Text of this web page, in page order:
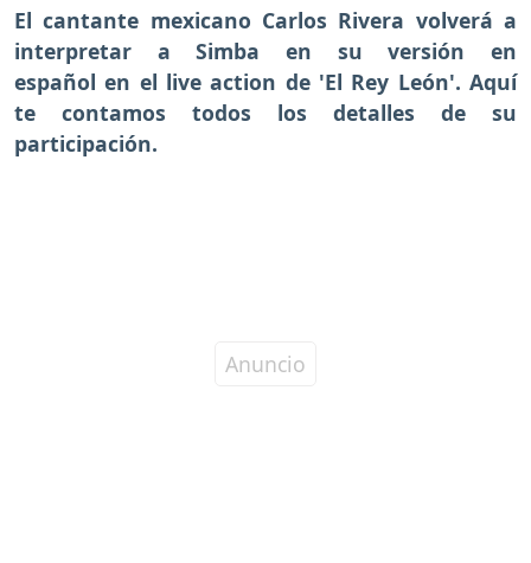
El cantante mexicano Carlos Rivera volverá a
interpretar a Simba en su versión en
español en el live action de 'El Rey León'. Aquí
te contamos todos los detalles de su
participación.